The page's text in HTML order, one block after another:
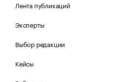
Лента публикаций
Эксперты
Выбор редакции
Кейсы